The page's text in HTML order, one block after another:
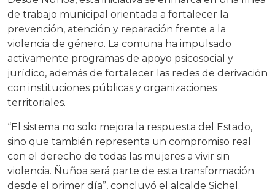
de trabajo municipal orientada a fortalecer la
prevención, atención y reparación frente a la
violencia de género. La comuna ha impulsado
activamente programas de apoyo psicosocial y
jurídico, además de fortalecer las redes de derivación
con instituciones públicas y organizaciones
territoriales.
“El sistema no solo mejora la respuesta del Estado,
sino que también representa un compromiso real
con el derecho de todas las mujeres a vivir sin
violencia. Ñuñoa será parte de esta transformación
desde el primer día”, concluyó el alcalde Sichel.